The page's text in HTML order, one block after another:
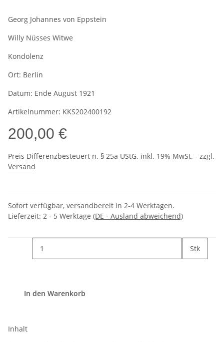
Georg Johannes von Eppstein
Willy Nüsses Witwe
Kondolenz
Ort: Berlin
Datum: Ende August 1921
Artikelnummer: KKS202400192
200,00 €
Preis Differenzbesteuert n. § 25a UStG. inkl. 19% MwSt. - zzgl.
Versand
Sofort verfügbar, versandbereit in 2-4 Werktagen.
Lieferzeit: 2 - 5 Werktage (DE - Ausland abweichend)
Stk
In den Warenkorb
Inhalt